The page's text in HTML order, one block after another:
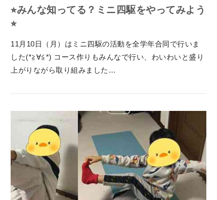
⭐︎みんな知ってる？ミニ四駆をやってみよう
⭐︎
11月10日（月）はミニ四駆の活動を全学年合同で行いま
した(*≧∀≦*) コース作りもみんなで行い、わいわいと盛り
上がりながら取り組みました…